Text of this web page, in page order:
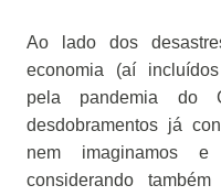
Ao lado dos
economia (aí
pela pandemia do
desdobramentos já
nem imaginamos
considerando